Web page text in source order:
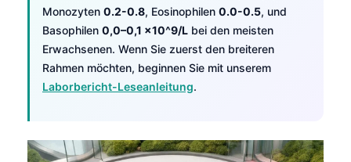
Monozyten 0.2-0.8, Eosinophilen 0.0-0.5, und
Basophilen 0,0–0,1 x10^9/L bei den meisten
Erwachsenen. Wenn Sie zuerst den breiteren
Rahmen möchten, beginnen Sie mit unserem
Laborbericht-Leseanleitung.